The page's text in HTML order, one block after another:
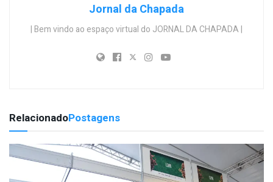
Jornal da Chapada
| Bem vindo ao espaço virtual do JORNAL DA CHAPADA |
RelacionadoPostagens